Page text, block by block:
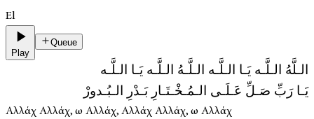
El
Play
Queue
الـلَّهُ الـلَّـه يَـا الـلَّـه الـلَّـهُ الـلَّـه يَـا الـلَّـه
يَـا رَبِّ صَـلِّ عَـلَـى الـمُـخْـتَـارِ بَـدْرِ الـبُـدورْ
Αλλάχ Αλλάχ, ω Αλλάχ, Αλλάχ Αλλάχ, ω Αλλάχ